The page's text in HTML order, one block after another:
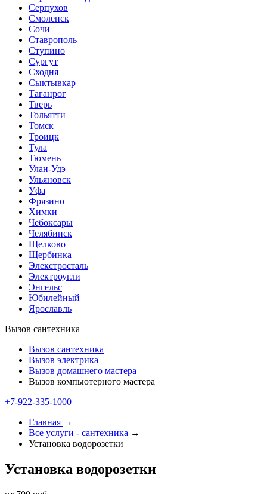
Серпухов
Смоленск
Сочи
Ставрополь
Ступино
Сургут
Сходня
Сыктывкар
Таганрог
Тверь
Тольятти
Томск
Троицк
Тула
Тюмень
Улан-Удэ
Ульяновск
Уфа
Фрязино
Химки
Чебоксары
Челябинск
Щелково
Щербинка
Элекстросталь
Электроугли
Энгельс
Юбилейный
Ярославль
Вызов сантехника
Вызов сантехника
Вызов электрика
Вызов домашнего мастера
Вызов компьютерного мастера
+7-922-335-1000
Главная →
Все услуги - cантехника →
Установка водорозетки
Установка водорозетки